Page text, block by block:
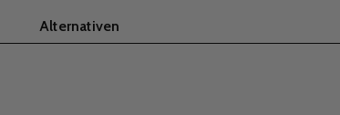
Alternativen